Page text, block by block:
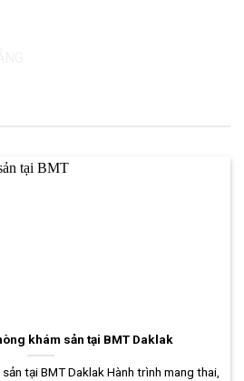
khám sản tại BMT Daklak
tại BMT Daklak Hành trình mang thai,